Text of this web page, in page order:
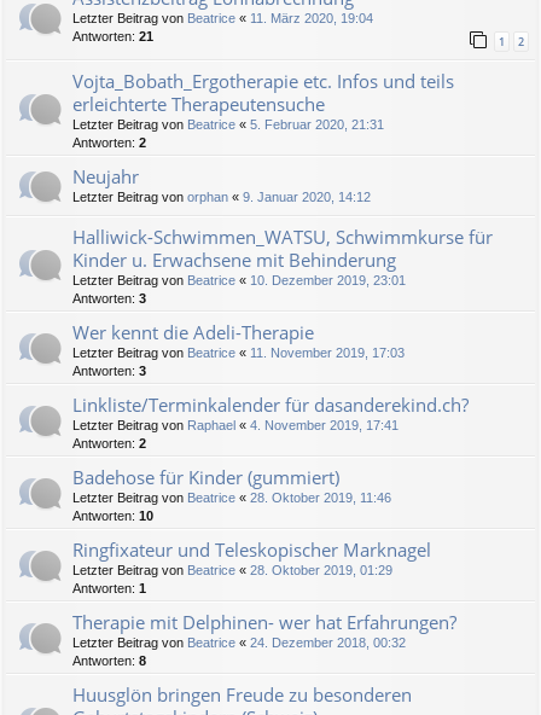
Letzter Beitrag von Beatrice « 11. März 2020, 19:04
Antworten: 21 1 2
Vojta_Bobath_Ergotherapie etc. Infos und teils
erleichterte Therapeutensuche
Letzter Beitrag von Beatrice « 5. Februar 2020, 21:31
Antworten: 2
Neujahr
Letzter Beitrag von orphan « 9. Januar 2020, 14:12
Halliwick-Schwimmen_WATSU, Schwimmkurse für
Kinder u. Erwachsene mit Behinderung
Letzter Beitrag von Beatrice « 10. Dezember 2019, 23:01
Antworten: 3
Wer kennt die Adeli-Therapie
Letzter Beitrag von Beatrice « 11. November 2019, 17:03
Antworten: 3
Linkliste/Terminkalender für dasanderekind.ch?
Letzter Beitrag von Raphael « 4. November 2019, 17:41
Antworten: 2
Badehose für Kinder (gummiert)
Letzter Beitrag von Beatrice « 28. Oktober 2019, 11:46
Antworten: 10
Ringfixateur und Teleskopischer Marknagel
Letzter Beitrag von Beatrice « 28. Oktober 2019, 01:29
Antworten: 1
Therapie mit Delphinen- wer hat Erfahrungen?
Letzter Beitrag von Beatrice « 24. Dezember 2018, 00:32
Antworten: 8
Huusglön bringen Freude zu besonderen